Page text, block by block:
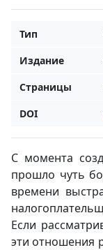
Тип
Издание
Страницы
DOI
С момента
прошло чуть
времени
Если
эти отношения